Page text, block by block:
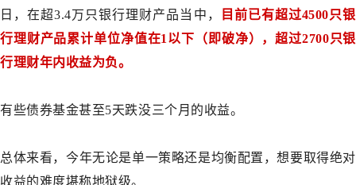
日，在超3.4万只银行理财产品当中，
目前已有超过4500只银
行理财产品累计单位净值在1以下（即破净），超过2700只银
行理财年内收益为负。
有些债券基金甚至5天跌没三个月的收益。
总体来看，今年无论是单一策略还是均衡配置，想要取得绝对
收益的难度堪称地狱级。